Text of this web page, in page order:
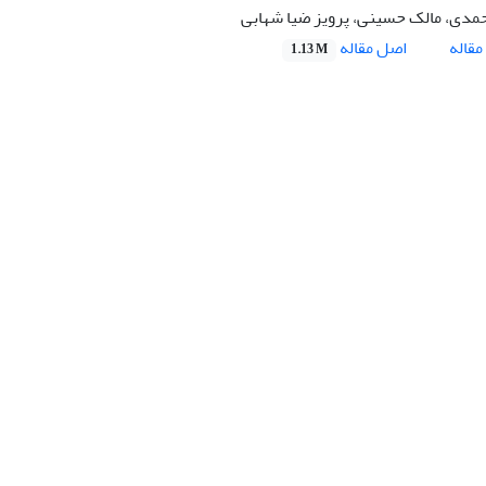
مالک حسینی، پرویز ضیا شهابی
اصل مقاله 1.13 M